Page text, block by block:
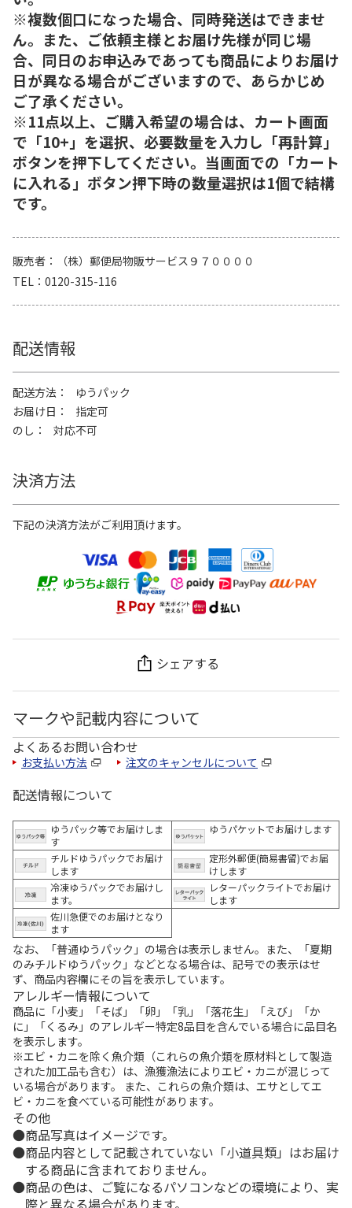
※複数個口になった場合、同時発送はできませ
ん。また、ご依頼主様とお届け先様が同じ場
合、同日のお申込みであっても商品によりお届け
日が異なる場合がございますので、あらかじめ
ご了承ください。
※11点以上、ご購入希望の場合は、カート画面
で「10+」を選択、必要数量を入力し「再計算」
ボタンを押下してください。当画面での「カート
に入れる」ボタン押下時の数量選択は1個で結構
です。
販売者
（株）郵便局物販サービス９７００００
TEL
0120-315-116
配送情報
配送方法
ゆうパック
お届け日
指定可
のし
対応不可
決済方法
下記の決済方法がご利用頂けます。
シェアする
マークや記載内容について
よくあるお問い合わせ
お支払い方法 注文のキャンセルについて
配送情報について
ゆうパック等でお届けしま
す
ゆうパケットでお届けします
チルドゆうパックでお届け
します
定形外郵便(簡易書留)でお届
けします
冷凍ゆうパックでお届けし
ます。
レターパックライトでお届け
します
佐川急便でのお届けとなり
ます
なお、「普通ゆうパック」の場合は表示しません。また、「夏期
のみチルドゆうパック」などとなる場合は、記号での表示はせ
ず、商品内容欄にその旨を表示しています。
アレルギー情報について
商品に「小麦」「そば」「卵」「乳」「落花生」「えび」「か
に」「くるみ」のアレルギー特定8品目を含んでいる場合に品目名
を表示します。
※エビ・カニを除く魚介類（これらの魚介類を原材料として製造
された加工品も含む）は、漁獲漁法によりエビ・カニが混じって
いる場合があります。 また、これらの魚介類は、エサとしてエ
ビ・カニを食べている可能性があります。
その他
商品写真はイメージです。
商品内容として記載されていない「小道具類」はお届け
する商品に含まれておりません。
商品の色は、ご覧になるパソコンなどの環境により、実
際と異なる場合があります。